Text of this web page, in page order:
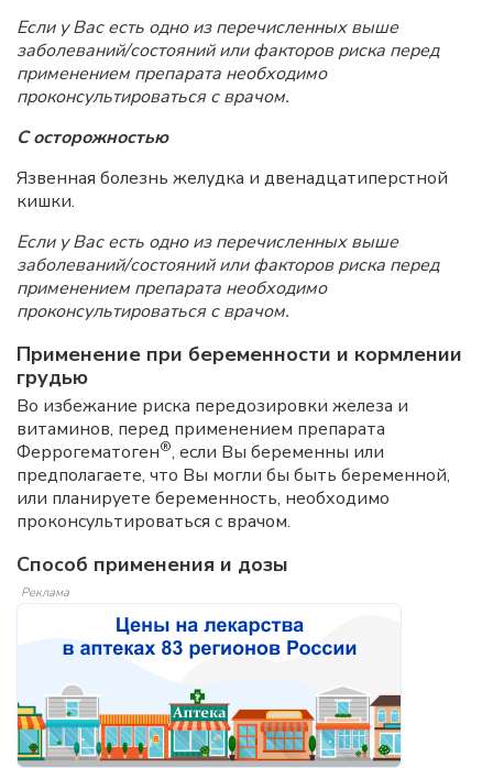
Если у Вас есть одно из перечисленных выше
заболеваний/состояний или факторов риска перед
применением препарата необходимо
проконсультироваться с врачом.
С осторожностью
Язвенная болезнь желудка и двенадцатиперстной
кишки.
Если у Вас есть одно из перечисленных выше
заболеваний/состояний или факторов риска перед
применением препарата необходимо
проконсультироваться с врачом.
Применение при беременности и кормлении
грудью
Во избежание риска передозировки железа и
витаминов, перед применением препарата
Феррогематоген®, если Вы беременны или
предполагаете, что Вы могли бы быть беременной,
или планируете беременность, необходимо
проконсультироваться с врачом.
Способ применения и дозы
Реклама